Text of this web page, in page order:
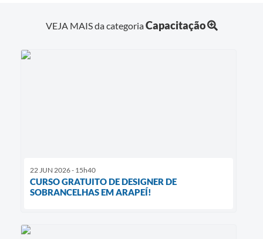
VEJA MAIS da categoriaCapacitação
22 JUN 2026 - 15h40
CURSO GRATUITO DE DESIGNER DE
SOBRANCELHAS EM ARAPEÍ!